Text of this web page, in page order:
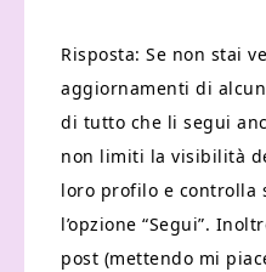
Risposta: Se non stai
aggiornamenti di
di tutto che li segui
non limiti la visibilità
loro profilo e controlla
l’opzione “Segui”.
post (mettendo mi